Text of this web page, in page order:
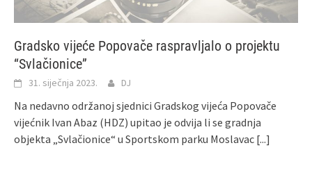
Gradsko vijeće Popovače raspravljalo o projektu
“Svlačionice”
31. siječnja 2023. DJ
Na nedavno održanoj sjednici Gradskog vijeća Popovače
vijećnik Ivan Abaz (HDZ) upitao je odvija li se gradnja
objekta „Svlačionice“ u Sportskom parku Moslavac [...]